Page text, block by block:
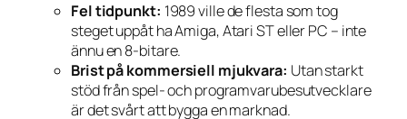
Fel tidpunkt: 1989 ville de flesta som tog
steget uppåt ha Amiga, Atari ST eller PC – inte
ännu en 8-bitare.
Brist på kommersiell mjukvara: Utan starkt
stöd från spel- och programvarube­sutvecklare
är det svårt att bygga en marknad.